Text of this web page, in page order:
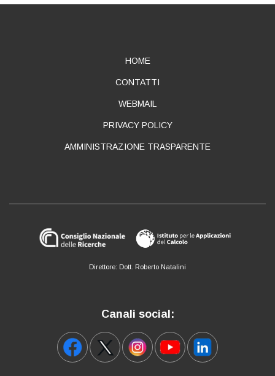
HOME
CONTATTI
WEBMAIL
PRIVACY POLICY
AMMINISTRAZIONE TRASPARENTE
Direttore: Dott. Roberto Natalini
Canali social: